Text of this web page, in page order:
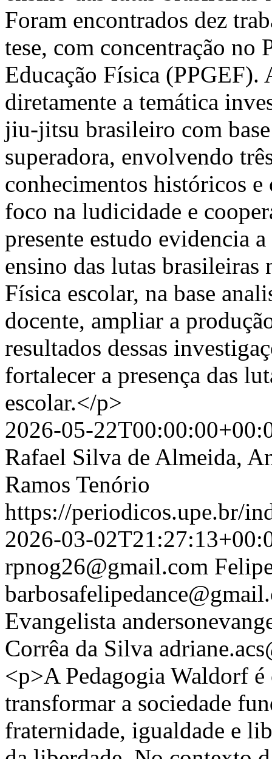
Foram encontrados dez
tese, com concentração no
Educação Física (PPGEF).
diretamente a temática
jiu-jitsu brasileiro com
superadora, envolvendo
conhecimentos históricos
foco na ludicidade e
presente estudo evidencia
ensino das lutas brasileiras
Física escolar, na base
docente, ampliar a
resultados dessas
fortalecer a presença das
escolar.</p>
2026-05-
Rafael Silva de Almeida,
Ramos Tenório
https://periodicos.upe.br/
2026-03-
rpnog26@gmail.com
Evangelista
Corrêa da Silva
<p>A Pedagogia Waldorf
transformar a sociedade
fraternidade, igualdade e